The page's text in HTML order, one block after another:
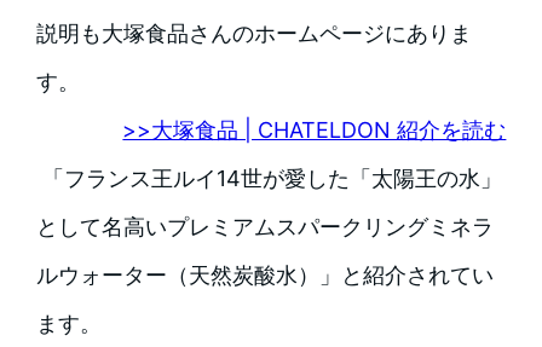
説明も大塚食品さんのホームページにありま
す。
>>大塚食品 | CHATELDON 紹介を読む
「フランス王ルイ14世が愛した「太陽王の水」
として名高いプレミアムスパークリングミネラ
ルウォーター（天然炭酸水）」と紹介されてい
ます。